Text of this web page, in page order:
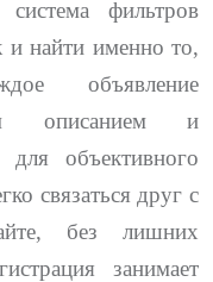
фильтров
и найти именно то,
объявление
описанием и
для объективного
связаться друг с
без лишних
занимает